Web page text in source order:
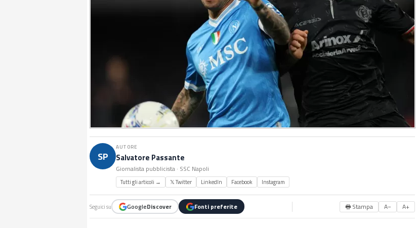
SP
AUTORE
Salvatore Passante
Giornalista pubblicista · SSC Napoli
Tutti gli articoli → 𝕏 Twitter LinkedIn Facebook Instagram
Seguici su GoogleDiscover Fonti preferite 🖶 Stampa A− A+